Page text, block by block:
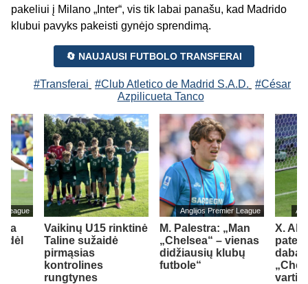
pakeliui į Milano „Inter“, vis tik labai panašu, kad Madrido
klubui pavyks pakeisti gynėjo sprendimą.
🔄 NAUJAUSI FUTBOLO TRANSFERAI
#Transferai #Club Atletico de Madrid S.A.D. #César
Azpilicueta Tanco
League
dėl
Vaikinų U15 rinktinė
Taline sužaidė
pirmąsias
kontrolines
rungtynes
Anglijos Premier League
M. Palestra: „Man
„Chelsea“ – vienas
didžiausių klubų
futbole“
X.